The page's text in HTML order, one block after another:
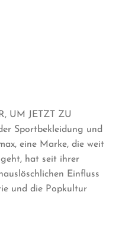
UM JETZT ZU
Sportbekleidung und
eine Marke, die weit
hat seit ihrer
Einfluss
und die Popkultur